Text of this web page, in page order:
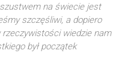
na świe­cie jest
szczę­śli­wi, a dopie­ro
wie­dzie nam
był począ­tek